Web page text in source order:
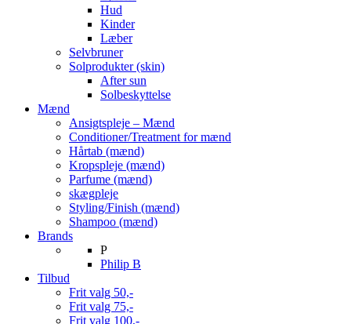
Hud
Kinder
Læber
Selvbruner
Solprodukter (skin)
After sun
Solbeskyttelse
Mænd
Ansigtspleje – Mænd
Conditioner/Treatment for mænd
Hårtab (mænd)
Kropspleje (mænd)
Parfume (mænd)
skægpleje
Styling/Finish (mænd)
Shampoo (mænd)
Brands
P
Philip B
Tilbud
Frit valg 50,-
Frit valg 75,-
Frit valg 100,-